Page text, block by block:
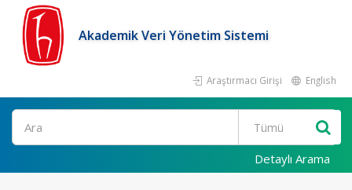
Akademik Veri Yönetim Sistemi
Araştırmacı Girişi English
Ara
Detaylı Arama